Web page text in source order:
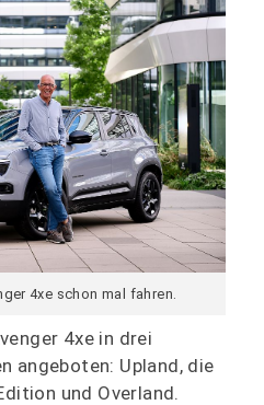
4xe schon mal fahren.
4xe in drei
angeboten: Upland, die
und Overland.